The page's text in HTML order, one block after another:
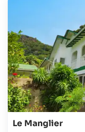
Le Manglier